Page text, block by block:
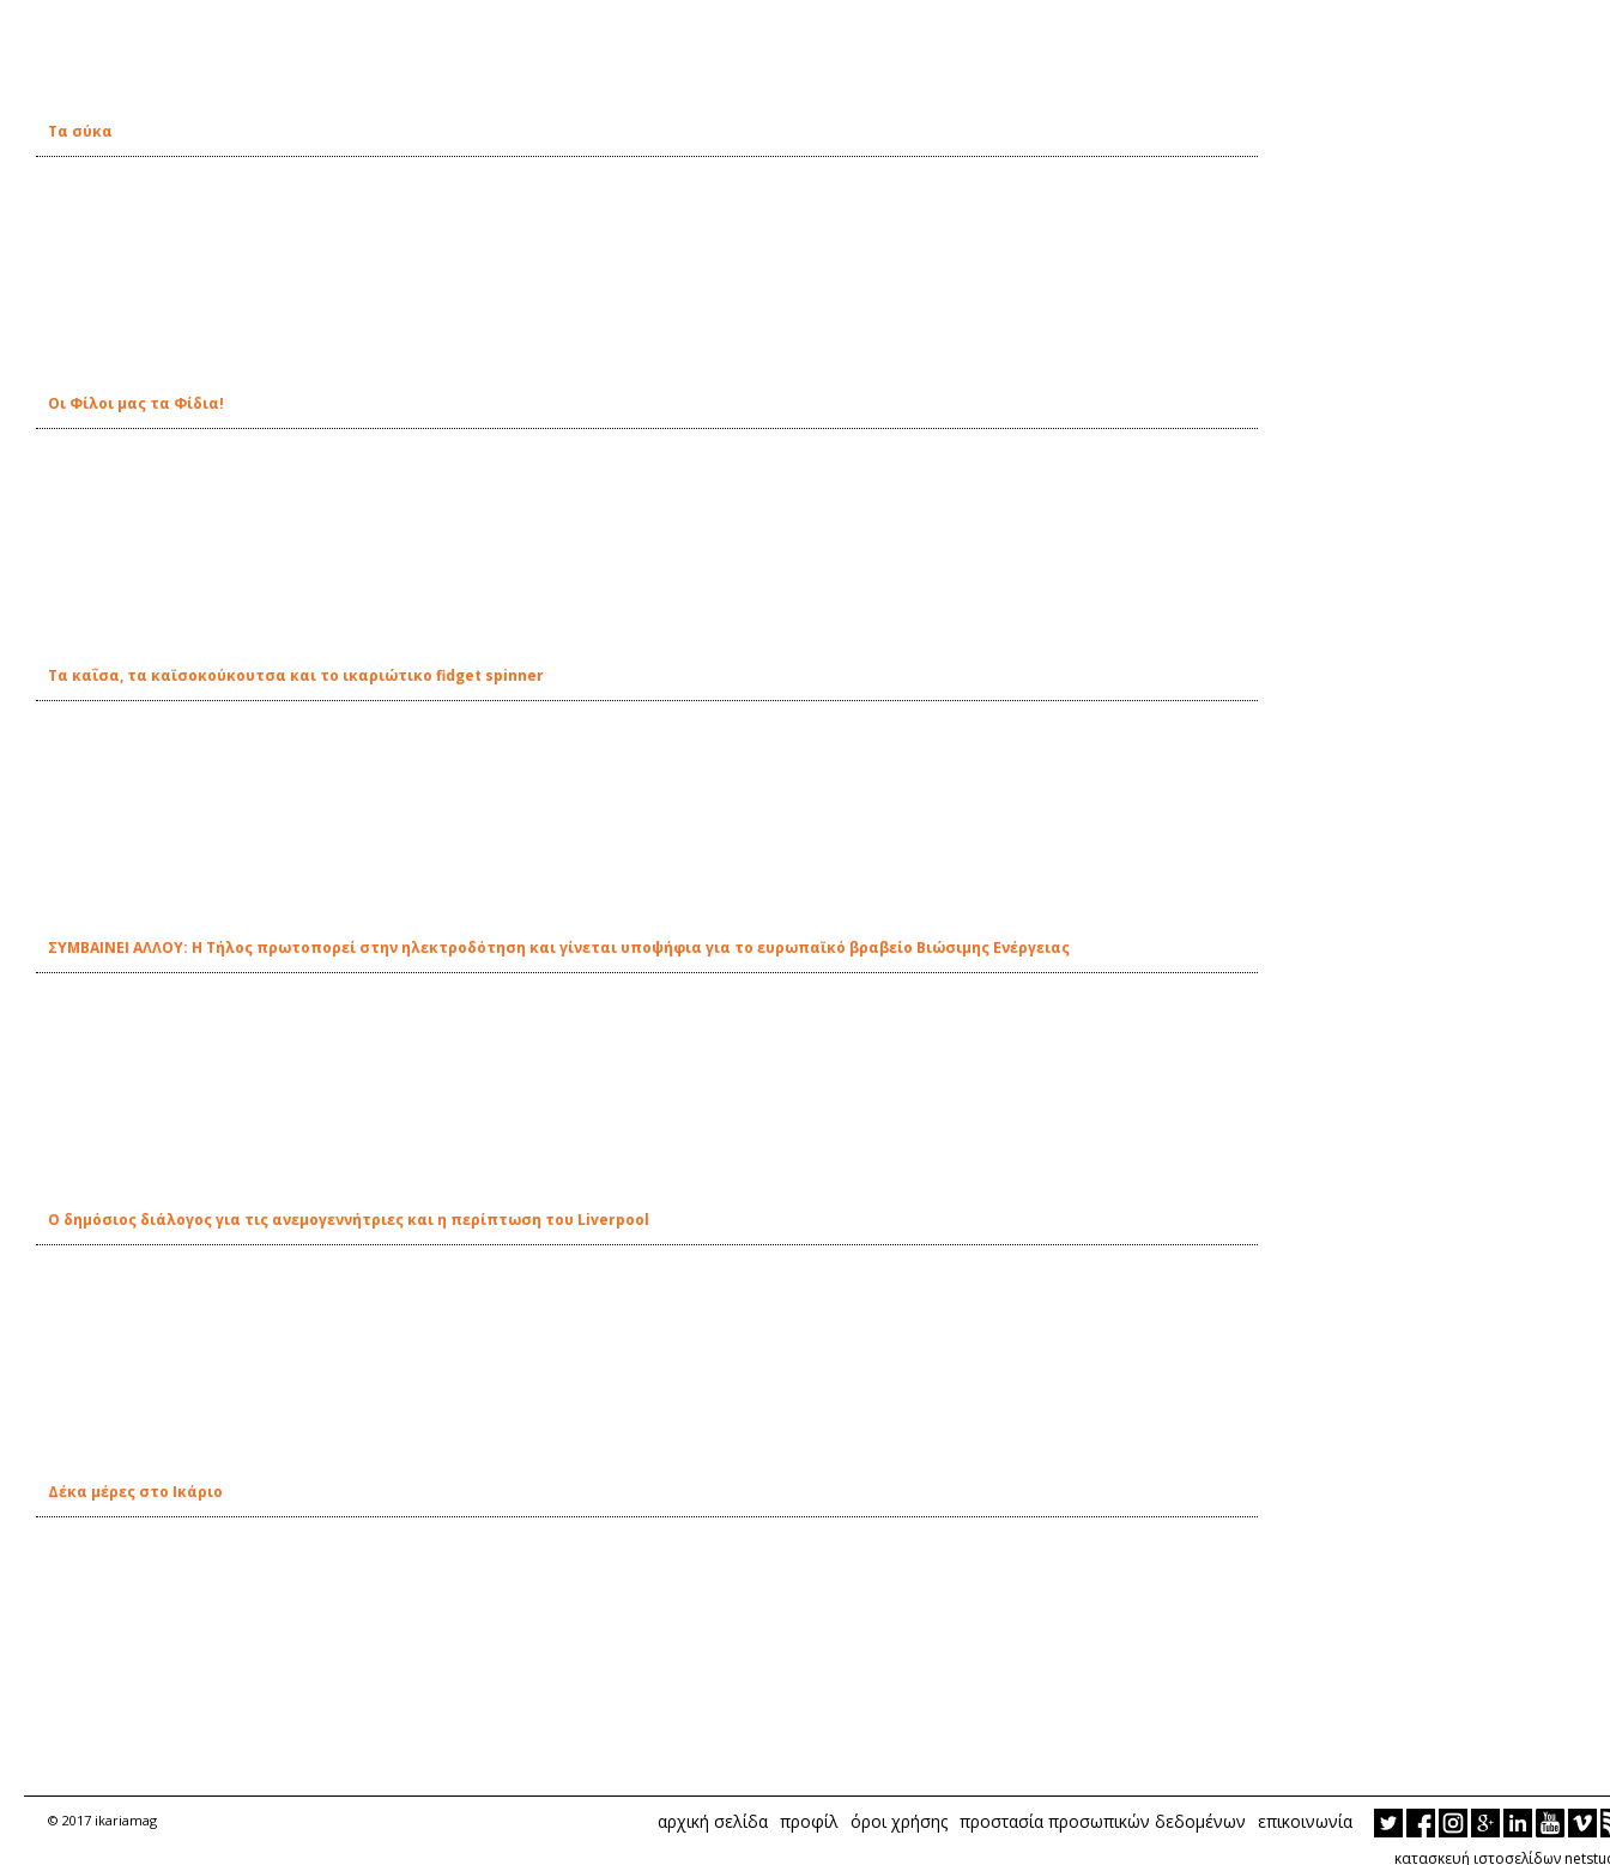
Τα σύκα
Οι Φίλοι μας τα Φίδια!
Τα καΐσα, τα καϊσοκούκουτσα και το ικαριώτικο fidget spinner
ΣΥΜΒΑΙΝΕΙ ΑΛΛΟΥ: Η Τήλος πρωτοπορεί στην ηλεκτροδότηση και γίνεται υποψήφια για το ευρωπαϊκό βραβείο Βιώσιμης Ενέργειας
Ο δημόσιος διάλογος για τις ανεμογεννήτριες και η περίπτωση του Liverpool
Δέκα μέρες στο Ικάριο
© 2017 ikariamag αρχική σελίδα προφίλ όροι χρήσης προστασία προσωπικών δεδομένων επικοινωνία
κατασκευή ιστοσελίδων